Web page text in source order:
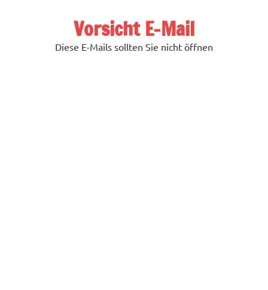
Vorsicht E-Mail
Diese E-Mails sollten Sie nicht öffnen